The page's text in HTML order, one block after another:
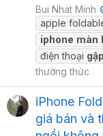
Bui Nhat Minh
apple
iphone màn
điện thoại gập
thường thức
iPhone
giá bán và